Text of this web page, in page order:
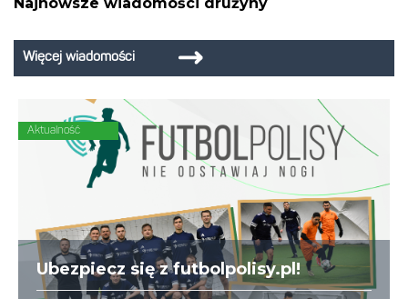
Więcej wiadomości
Aktualność
Ubezpiecz się z futbolpolisy.pl!